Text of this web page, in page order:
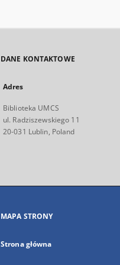
DANE KONTAKTOWE
Adres
Biblioteka UMCS
ul. Radziszewskiego 11
20-031 Lublin, Poland
MAPA STRONY
Strona główna